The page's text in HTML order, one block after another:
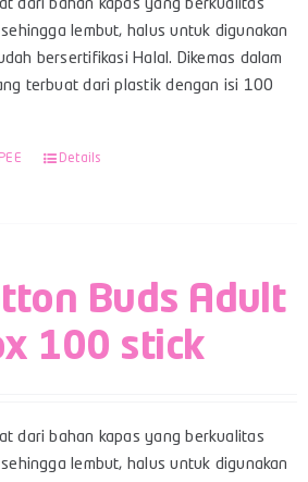
dari bahan kapas yang berkualitas
lembut, halus untuk digunakan
bersertifikasi Halal. Dikemas dalam
terbuat dari plastik dengan isi 100
Details
Buds Adult
100 stick
dari bahan kapas yang berkualitas
lembut, halus untuk digunakan